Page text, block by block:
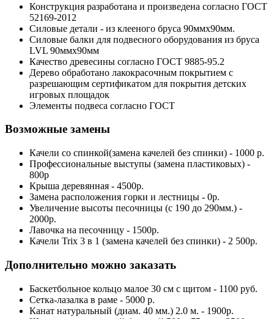
Конструкция разработана и произведена согласно ГОСТ
52169-2012
Силовые детали - из клееного бруса 90ммх90мм.
Силовые балки для подвесного оборудования из бруса
LVL 90ммх90мм
Качество древесины согласно ГОСТ 9885-95.2
Дерево обработано лакокрасочным покрытием с
разрешающим сертификатом для покрытия детских
игровых площадок
Элементы подвеса согласно ГОСТ
Возможные замены
Качели со спинкой(замена качелей без спинки) - 1000 р.
Профессиональные выступы (замена пластиковых) -
800р
Крыша деревянная - 4500р.
Замена расположения горки и лестницы - 0р.
Увеличение высоты песочницы (с 190 до 290мм.) -
2000р.
Лавочка на песочницу - 1500р.
Качели Trix 3 в 1 (замена качелей без спинки) - 2 500р.
Дополнительно можно заказать
Баскетбольное кольцо малое 30 см с щитом - 1100 руб.
Сетка-лазалка в раме - 5000 р.
Канат натуральный (диам. 40 мм.) 2.0 м. - 1900р.